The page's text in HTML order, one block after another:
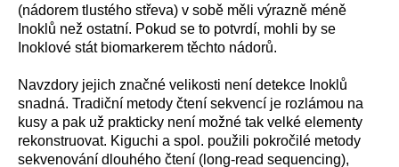
(nádorem tlustého střeva) v sobě měli výrazně méně
Inoklů než ostatní. Pokud se to potvrdí, mohli by se
Inoklové stát biomarkerem těchto nádorů.
Navzdory jejich značné velikosti není detekce Inoklů
snadná. Tradiční metody čtení sekvencí je rozlámou na
kusy a pak už prakticky není možné tak velké elementy
rekonstruovat. Kiguchi a spol. použili pokročilé metody
sekvenování dlouhého čtení (long-read sequencing),